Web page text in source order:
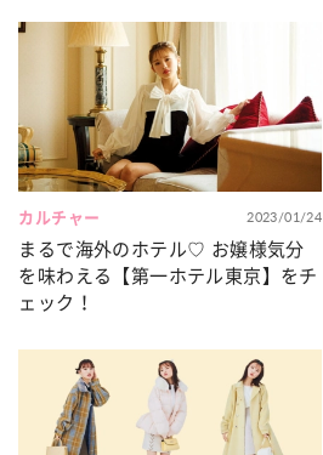
カルチャー 2023/01/24
まるで海外のホテル♡ お嬢様気分
を味わえる【第一ホテル東京】をチ
ェック！